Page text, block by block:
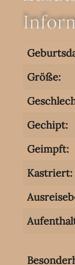
Größe:
Gechipt:
Geimpft:
Kastriert: